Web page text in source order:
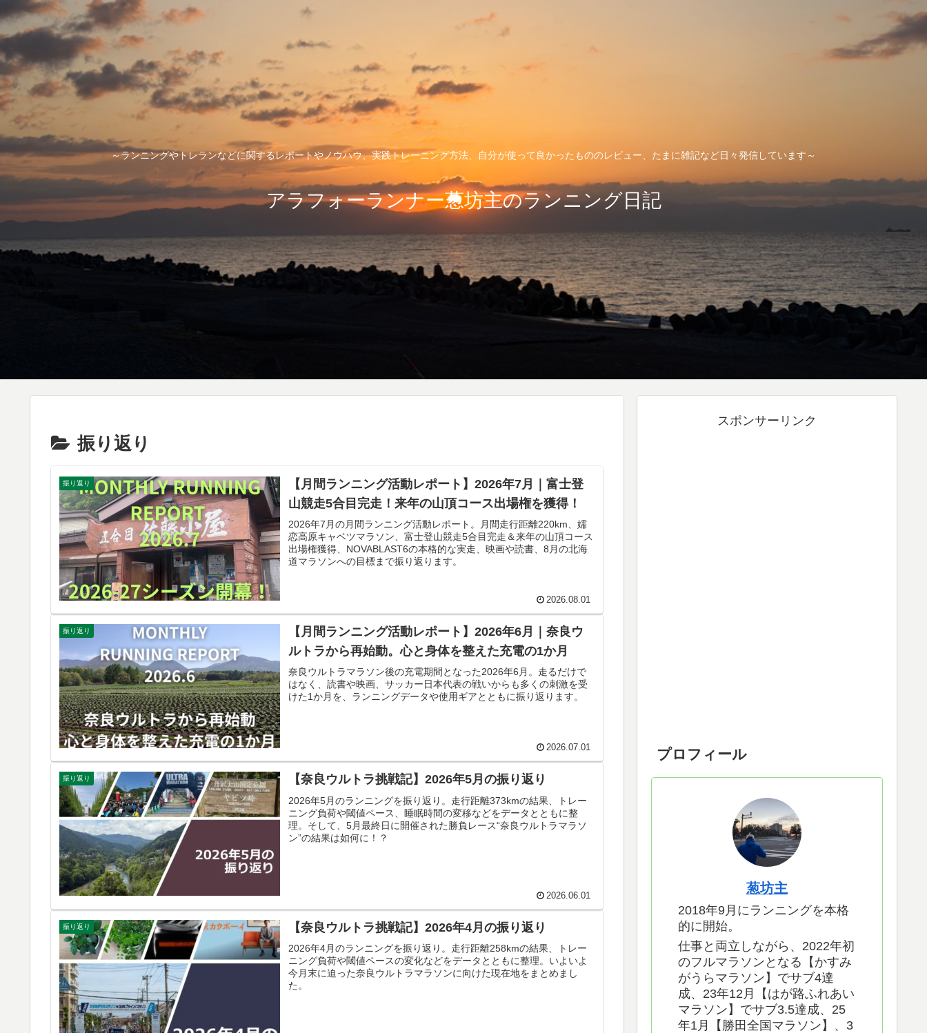
～ランニングやトレランなどに関するレポートやノウハウ、実践トレーニング方法、自分が使って良かったもののレビュー、たまに雑記など日々発信しています～
アラフォーランナー葱坊主のランニング日記
振り返り
振り返り
【月間ランニング活動レポート】2026年7月｜富士登
山競走5合目完走！来年の山頂コース出場権を獲得！
2026年7月の月間ランニング活動レポート。月間走行距離220km、嬬
恋高原キャベツマラソン、富士登山競走5合目完走＆来年の山頂コース
出場権獲得、NOVABLAST6の本格的な実走、映画や読書、8月の北海
道マラソンへの目標まで振り返ります。
2026.08.01
振り返り
【月間ランニング活動レポート】2026年6月｜奈良ウ
ルトラから再始動。心と身体を整えた充電の1か月
奈良ウルトラマラソン後の充電期間となった2026年6月。走るだけで
はなく、読書や映画、サッカー日本代表の戦いからも多くの刺激を受
けた1か月を、ランニングデータや使用ギアとともに振り返ります。
2026.07.01
振り返り 【奈良ウルトラ挑戦記】2026年5月の振り返り
2026年5月のランニングを振り返り。走行距離373kmの結果、トレー
ニング負荷や閾値ペース、睡眠時間の変移などをデータとともに整
理。そして、5月最終日に開催された勝負レース“奈良ウルトラマラソ
ン”の結果は如何に！？
2026.06.01
振り返り 【奈良ウルトラ挑戦記】2026年4月の振り返り
2026年4月のランニングを振り返り。走行距離258kmの結果、トレー
ニング負荷や閾値ペースの変化などをデータとともに整理。いよいよ
今月末に迫った奈良ウルトラマラソンに向けた現在地をまとめまし
た。
スポンサーリンク
プロフィール
葱坊主
2018年9月にランニングを本格
的に開始。
仕事と両立しながら、2022年初
のフルマラソンとなる【かすみ
がうらマラソン】でサブ4達
成、23年12月【はが路ふれあい
マラソン】でサブ3.5達成、25
年1月【勝田全国マラソン】、3